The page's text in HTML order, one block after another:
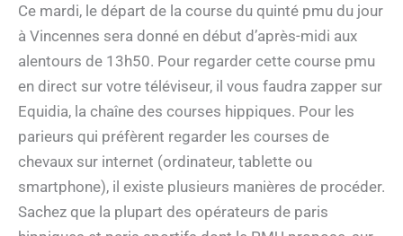
Ce mardi, le départ de la course du quinté pmu du jour
à Vincennes sera donné en début d’après-midi aux
alentours de 13h50. Pour regarder cette course pmu
en direct sur votre téléviseur, il vous faudra zapper sur
Equidia, la chaîne des courses hippiques. Pour les
parieurs qui préfèrent regarder les courses de
chevaux sur internet (ordinateur, tablette ou
smartphone), il existe plusieurs manières de procéder.
Sachez que la plupart des opérateurs de paris